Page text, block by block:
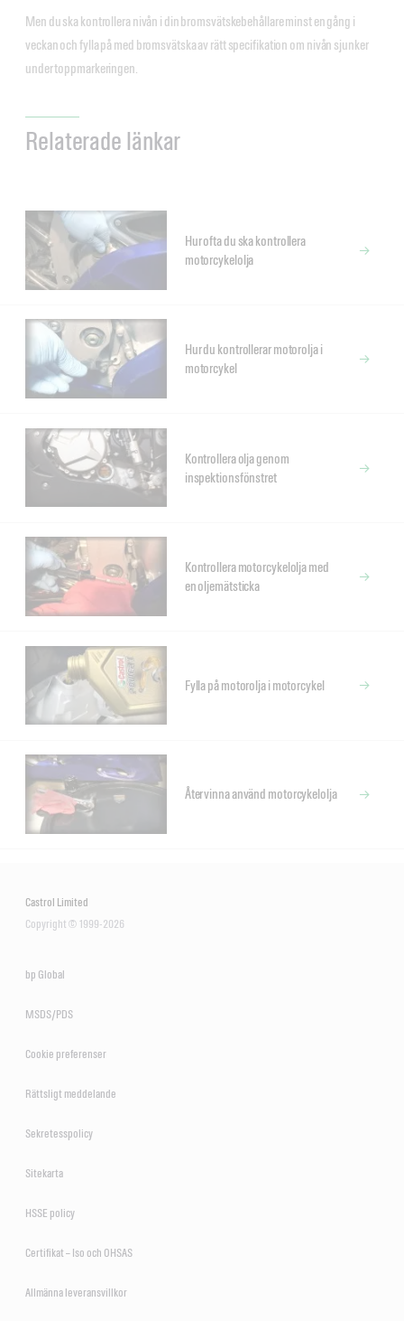
Men du ska kontrollera nivån i din bromsvätskebehållare minst en gång i
veckan och fylla på med bromsvätska av rätt specifikation om nivån sjunker
under toppmarkeringen.
Relaterade länkar
Hur ofta du ska kontrollera
motorcykelolja
Hur du kontrollerar motorolja i
motorcykel
Kontrollera olja genom
inspektionsfönstret
Kontrollera motorcykelolja med
en oljemätsticka
Fylla på motorolja i motorcykel
Återvinna använd motorcykelolja
Castrol Limited
Copyright © 1999-2026
bp Global
MSDS/PDS
Cookie preferenser
Rättsligt meddelande
Sekretesspolicy
Sitekarta
HSSE policy
Certifikat – Iso och OHSAS
Allmänna leveransvillkor